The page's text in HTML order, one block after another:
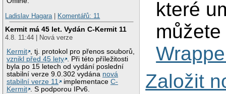
Ladislav Hagara| Komentářů: 11
Kermit má 45 let. Vydán C-Kermit 11
4.8. 11:44 | Nová verze
Kermit , tj. protokol pro přenos souborů,
vznikl před 45 lety . Při této příležitosti
byla po 15 letech od vydání poslední
stabilní verze 9.0.302 vydána nová
stabilní verze 11
implementaceC-
Kermit . S podporou IPv6.
které
Založit